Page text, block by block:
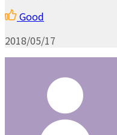
Good
2018/05/17